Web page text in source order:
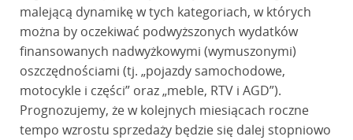
malejącą dynamikę w tych kategoriach, w których
można by oczekiwać podwyższonych wydatków
finansowanych nadwyżkowymi (wymuszonymi)
oszczędnościami (tj. „pojazdy samochodowe,
motocykle i części” oraz „meble, RTV i AGD”).
Prognozujemy, że w kolejnych miesiącach roczne
tempo wzrostu sprzedaży będzie się dalej stopniowo